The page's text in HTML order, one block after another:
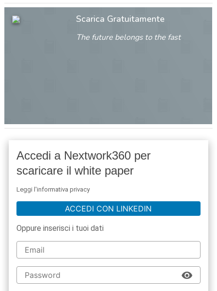
Scarica Gratuitamente
The future belongs to the fast
Accedi a Nextwork360 per
scaricare il white paper
Leggi l'informativa privacy
ACCEDI CON LINKEDIN
Oppure inserisci i tuoi dati